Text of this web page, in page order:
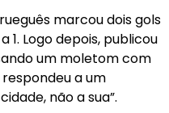
marcou dois gols
1. Logo depois, publicou
um moletom com
respondeu a um
não a sua”.